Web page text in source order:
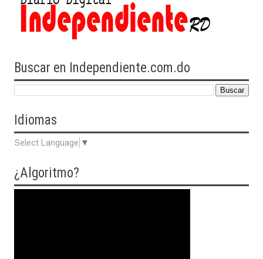
Buscar en Independiente.com.do
Idiomas
Select Language ▼
¿Algoritmo?